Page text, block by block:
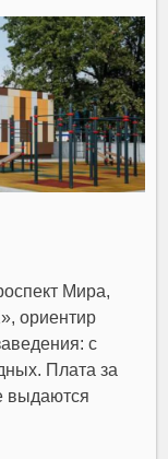
Мира,
ориентир
с
Плата за
выдаются